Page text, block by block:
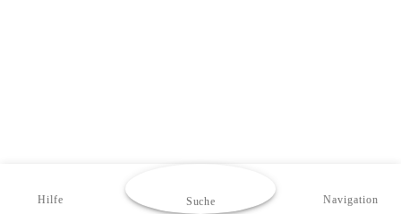
Hilfe Suche Navigation